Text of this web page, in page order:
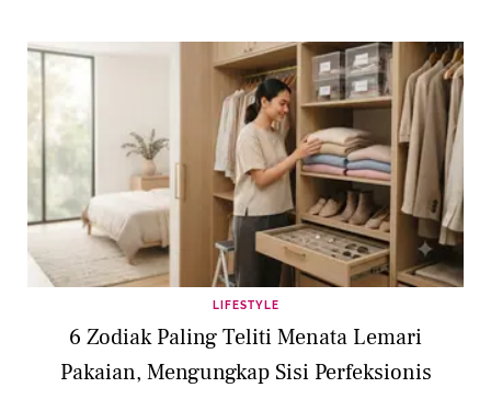
LIFESTYLE
6 Zodiak Paling Teliti Menata Lemari
Pakaian, Mengungkap Sisi Perfeksionis